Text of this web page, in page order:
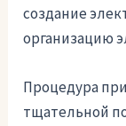
создание
организацию
Процедура
тщательной